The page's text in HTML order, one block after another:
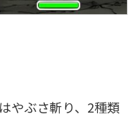
やぶさ斬り、2種類